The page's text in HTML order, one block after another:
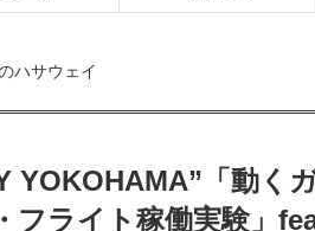
ハサウェイ
YOKOHAMA”「動く
フライト稼働実験」